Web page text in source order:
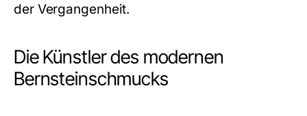
der Vergangenheit.
Die Künstler des modernen
Bernsteinschmucks